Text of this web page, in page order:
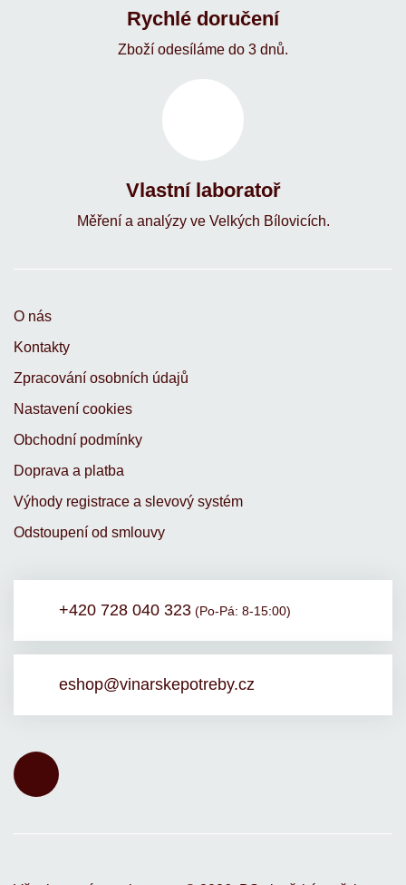
Rychlé doručení
Zboží odesíláme do 3 dnů.
Vlastní laboratoř
Měření a analýzy ve Velkých Bílovicích.
O nás
Kontakty
Zpracování osobních údajů
Nastavení cookies
Obchodní podmínky
Doprava a platba
Výhody registrace a slevový systém
Odstoupení od smlouvy
+420 728 040 323 (Po-Pá: 8-15:00)
eshop@vinarskepotreby.cz